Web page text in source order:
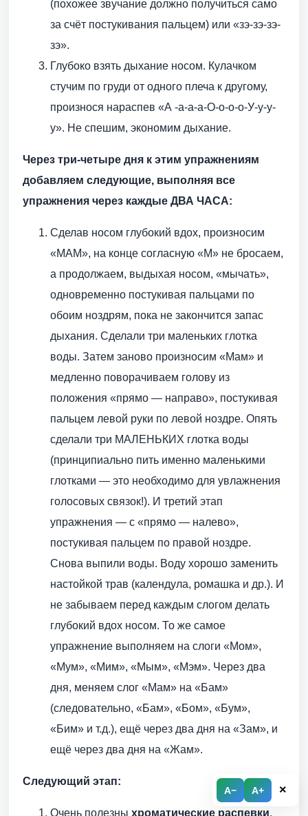
A− A+ ×
(похожее звучание должно получиться само
за счёт постукивания пальцем) или «зэ-зэ-зэ-
зэ».
Глубоко взять дыхание носом. Кулачком
стучим по груди от одного плеча к другому,
произнося нараспев «А -а-а-а-О-о-о-о-У-у-у-
у». Не спешим, экономим дыхание.
Через три-четыре дня к этим упражнениям
добавляем следующие, выполняя все
упражнения через каждые ДВА ЧАСА:
Сделав носом глубокий вдох, произносим
«МАМ», на конце согласную «М» не бросаем,
а продолжаем, выдыхая носом, «мычать»,
одновременно постукивая пальцами по
обоим ноздрям, пока не закончится запас
дыхания. Сделали три маленьких глотка
воды. Затем заново произносим «Мам» и
медленно поворачиваем голову из
положения «прямо — направо», постукивая
пальцем левой руки по левой ноздре. Опять
сделали три МАЛЕНЬКИХ глотка воды
(принципиально пить именно маленькими
глотками — это необходимо для увлажнения
голосовых связок!). И третий этап
упражнения — с «прямо — налево»,
постукивая пальцем по правой ноздре.
Снова выпили воды. Воду хорошо заменить
настойкой трав (календула, ромашка и др.). И
не забываем перед каждым слогом делать
глубокий вдох носом. То же самое
упражнение выполняем на слоги «Мом»,
«Мум», «Мим», «Мым», «Мэм». Через два
дня, меняем слог «Мам» на «Бам»
(следовательно, «Бам», «Бом», «Бум»,
«Бим» и т.д.), ещё через два дня на «Зам», и
ещё через два дня на «Жам».
Следующий этап:
Очень полезны хроматические распевки.